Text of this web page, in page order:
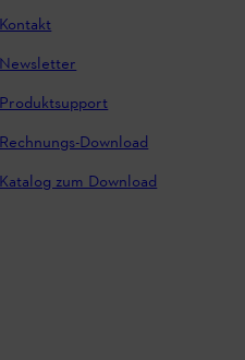
Kontakt
Newsletter
Produktsupport
Rechnungs-Download
Katalog zum Download